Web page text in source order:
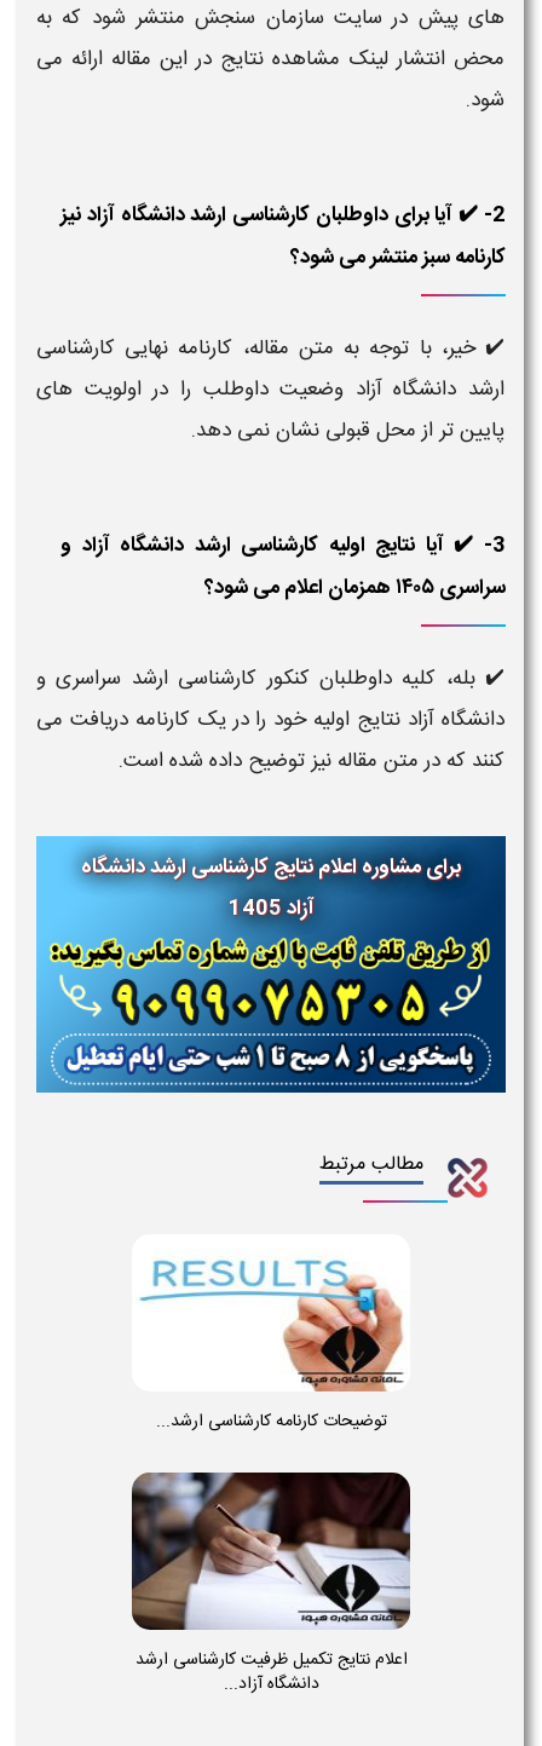
های پیش در سایت سازمان سنجش منتشر شود که به
محض انتشار لینک مشاهده نتایج در این مقاله ارائه می
شود.
2- ✔️ آیا برای داوطلبان کارشناسی ارشد دانشگاه آزاد نیز
کارنامه سبز منتشر می شود؟
✔️ خیر، با توجه به متن مقاله، کارنامه نهایی کارشناسی
ارشد دانشگاه آزاد وضعیت داوطلب را در اولویت های
پایین تر از محل قبولی نشان نمی دهد.
3- ✔️ آیا نتایج اولیه کارشناسی ارشد دانشگاه آزاد و
سراسری ۱۴۰۵ همزمان اعلام می شود؟
✔️ بله، کلیه داوطلبان کنکور کارشناسی ارشد سراسری و
دانشگاه آزاد نتایج اولیه خود را در یک کارنامه دریافت می
کنند که در متن مقاله نیز توضیح داده شده است.
برای مشاوره اعلام نتایج کارشناسی ارشد دانشگاه
آزاد 1405
مطالب مرتبط
توضیحات کارنامه کارشناسی ارشد...
اعلام نتایج تکمیل ظرفیت کارشناسی ارشد
دانشگاه آزاد...